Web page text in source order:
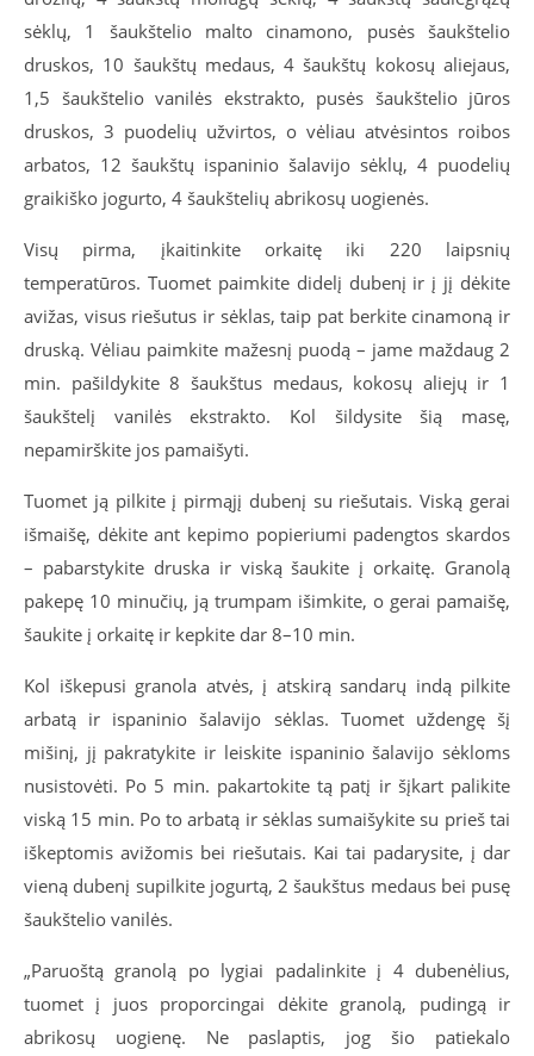
sėklų, 1 šaukštelio malto cinamono, pusės šaukštelio
druskos, 10 šaukštų medaus, 4 šaukštų kokosų aliejaus,
1,5 šaukštelio vanilės ekstrakto, pusės šaukštelio jūros
druskos, 3 puodelių užvirtos, o vėliau atvėsintos roibos
arbatos, 12 šaukštų ispaninio šalavijo sėklų, 4 puodelių
graikiško jogurto, 4 šaukštelių abrikosų uogienės.
Visų pirma, įkaitinkite orkaitę iki 220 laipsnių
temperatūros. Tuomet paimkite didelį dubenį ir į jį dėkite
avižas, visus riešutus ir sėklas, taip pat berkite cinamoną ir
druską. Vėliau paimkite mažesnį puodą – jame maždaug 2
min. pašildykite 8 šaukštus medaus, kokosų aliejų ir 1
šaukštelį vanilės ekstrakto. Kol šildysite šią masę,
nepamirškite jos pamaišyti.
Tuomet ją pilkite į pirmąjį dubenį su riešutais. Viską gerai
išmaišę, dėkite ant kepimo popieriumi padengtos skardos
– pabarstykite druska ir viską šaukite į orkaitę. Granolą
pakepę 10 minučių, ją trumpam išimkite, o gerai pamaišę,
šaukite į orkaitę ir kepkite dar 8–10 min.
Kol iškepusi granola atvės, į atskirą sandarų indą pilkite
arbatą ir ispaninio šalavijo sėklas. Tuomet uždengę šį
mišinį, jį pakratykite ir leiskite ispaninio šalavijo sėkloms
nusistovėti. Po 5 min. pakartokite tą patį ir šįkart palikite
viską 15 min. Po to arbatą ir sėklas sumaišykite su prieš tai
iškeptomis avižomis bei riešutais. Kai tai padarysite, į dar
vieną dubenį supilkite jogurtą, 2 šaukštus medaus bei pusę
šaukštelio vanilės.
„Paruoštą granolą po lygiai padalinkite į 4 dubenėlius,
tuomet į juos proporcingai dėkite granolą, pudingą ir
abrikosų uogienę. Ne paslaptis, jog šio patiekalo